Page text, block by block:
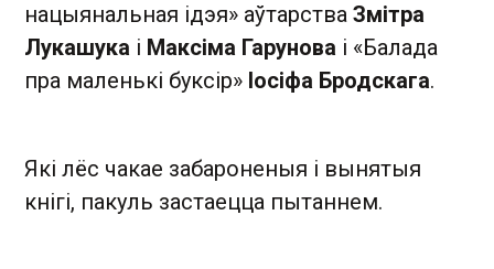
нацыянальная ідэя» аўтарства Змітра
Лукашука і Максіма Гарунова і «Балада
пра маленькі буксір» Іосіфа Бродскага.
Які лёс чакае забароненыя і вынятыя
кнігі, пакуль застаецца пытаннем.